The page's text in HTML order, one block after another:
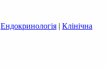
Ендокринологія | Клінічна